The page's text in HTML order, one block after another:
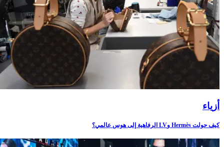
أزياء
كيف حولت Hermès وLV الرفاهية إلى هوس عالمي؟